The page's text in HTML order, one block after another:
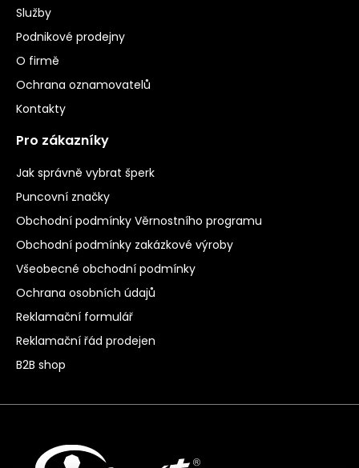
Služby
Podnikové prodejny
O firmě
Ochrana oznamovatelů
Kontakty
Pro zákazníky
Jak správně vybrat šperk
Puncovní značky
Obchodní podmínky Věrnostního programu
Obchodní podmínky zakázkové výroby
Všeobecné obchodní podmínky
Ochrana osobních údajů
Reklamační formulář
Reklamační řád prodejen
B2B shop